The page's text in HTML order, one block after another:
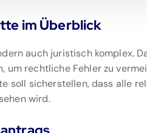
im Überblick
auch juristisch komplex.
um rechtliche Fehler zu
soll sicherstellen, dass alle
wird.